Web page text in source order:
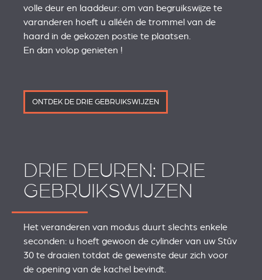
volle deur en laaddeur: om van begruikswijze te
varanderen hoeft u alléén de trommel van de
haard in de gekozen postie te plaatsen.
En dan volop genieten !
ONTDEK DE DRIE GEBRUIKSWIJZEN
DRIE DEUREN: DRIE
GEBRUIKSWIJZEN
Het veranderen van modus duurt slechts enkele
seconden: u hoeft gewoon de cylinder van uw Stûv
30 te draaien totdat de gewenste deur zich voor
de opening van de kachel bevindt.